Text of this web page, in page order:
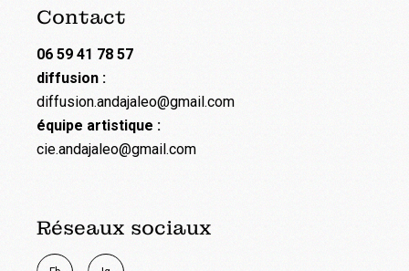
Contact
06 59 41 78 57
diffusion :
diffusion.andajaleo@gmail.com
équipe artistique :
cie.andajaleo@gmail.com
Réseaux sociaux